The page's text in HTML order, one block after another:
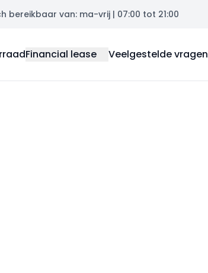
bereikbaar van: ma-vrij | 07:00 tot 21:00
Financial lease Veelgestelde vragen